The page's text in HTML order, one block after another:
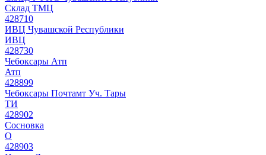
Склад ТМЦ
428710
ИВЦ Чувашской Республики
ИВЦ
428730
Чебоксары Атп
Атп
428899
Чебоксары Почтамт Уч. Тары
ТИ
428902
Сосновка
О
428903